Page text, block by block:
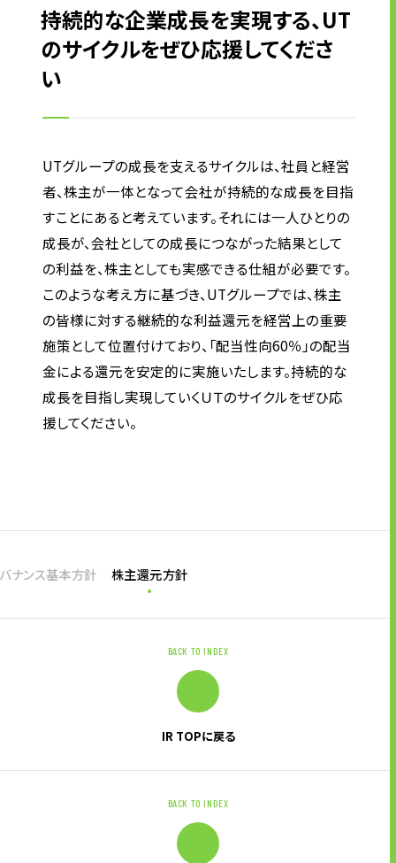
持続的な企業成長を実現する、UT
のサイクルをぜひ応援してくださ
い
UTグループの成長を支えるサイクルは、社員と経営
者、株主が一体となって会社が持続的な成長を目指
すことにあると考えています。それには一人ひとりの
成長が、会社としての成長につながった結果として
の利益を、株主としても実感できる仕組が必要です。
このような考え方に基づき、UTグループでは、株主
の皆様に対する継続的な利益還元を経営上の重要
施策として位置付けており、「配当性向60％」の配当
金による還元を安定的に実施いたします。持続的な
成長を目指し実現していくＵＴのサイクルをぜひ応
援してください。
ナンス基本方針 株主還元方針
BACK TO INDEX
IR TOPに戻る
BACK TO INDEX